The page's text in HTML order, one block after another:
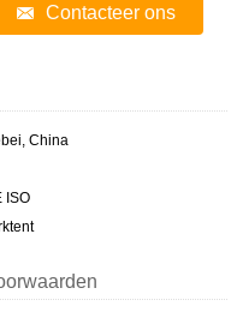
Contacteer ons
China
ISO